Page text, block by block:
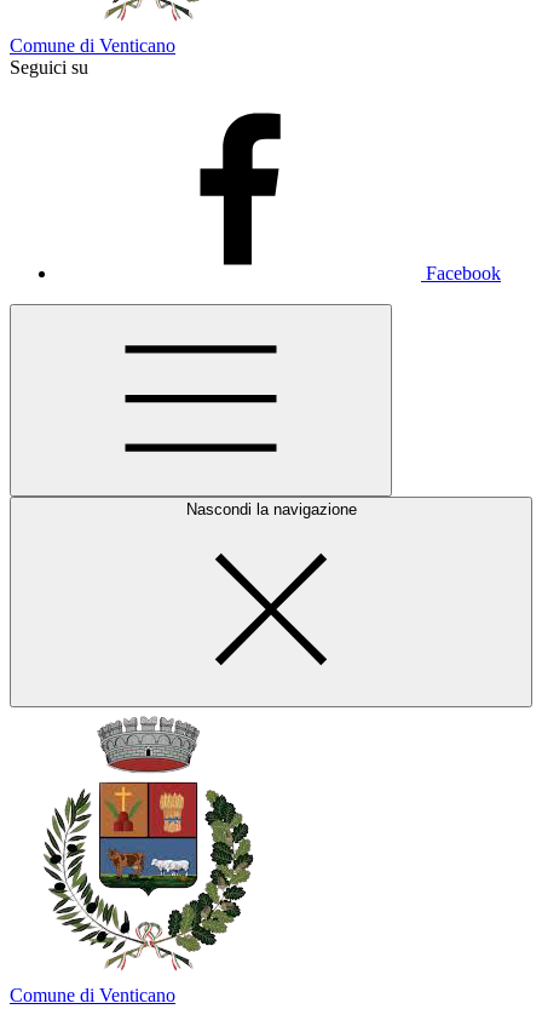
Comune di Venticano
Seguici su
Facebook
Nascondi la navigazione
Comune di Venticano